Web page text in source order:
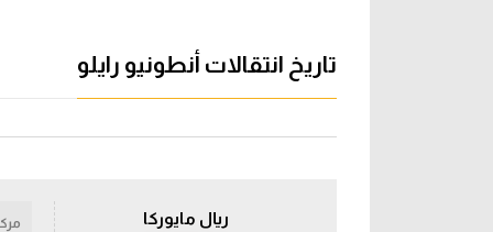
تاريخ انتقالات أنطونيو رايلو
ريال مايوركا